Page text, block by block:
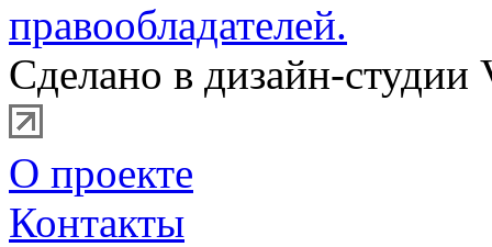
правообладателей.
Сделано в дизайн-студии
О проекте
Контакты